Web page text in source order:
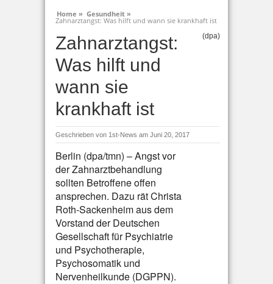
Home » Gesundheit »
Zahnarztangst: Was hilft und wann sie krankhaft ist
Zahnarztangst:
Was hilft und
wann sie
krankhaft ist
(dpa)
Geschrieben von 1st-News am Juni 20, 2017
Berlin (dpa/tmn) – Angst vor
der Zahnarztbehandlung
sollten Betroffene offen
ansprechen. Dazu rät Christa
Roth-Sackenheim aus dem
Vorstand der Deutschen
Gesellschaft für Psychiatrie
und Psychotherapie,
Psychosomatik und
Nervenheilkunde (DGPPN).